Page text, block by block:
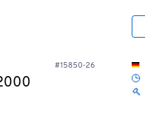
#15850-26